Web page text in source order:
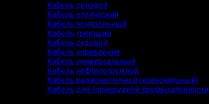
Кабель силовой
Кабель оптический
Кабель контрольный
Кабель греющий
Кабель судовой
Кабель управления
Кабель универсальный
Кабель нефтепогружной
Кабель радиочастотный (коаксиальный)
Кабель для горнорудной промышленности